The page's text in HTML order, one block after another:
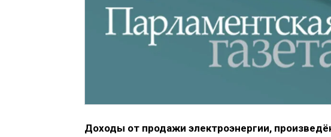
Доходы от продажи электроэнергии,